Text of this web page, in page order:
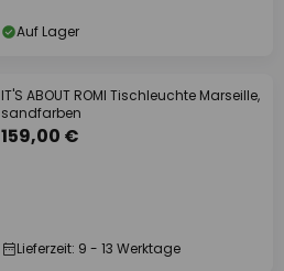
Auf Lager
IT'S ABOUT ROMI Tischleuchte Marseille,
sandfarben
159,00 €
Lieferzeit: 9 - 13 Werktage